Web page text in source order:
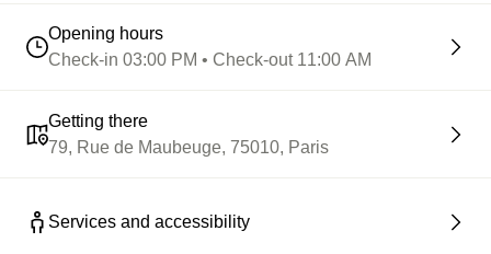
Opening hours
Check-in 03:00 PM • Check-out 11:00 AM
Getting there
79, Rue de Maubeuge, 75010, Paris
Services and accessibility